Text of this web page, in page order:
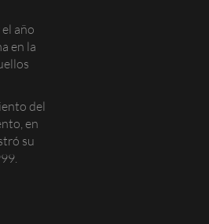
año
en la
del
en
su